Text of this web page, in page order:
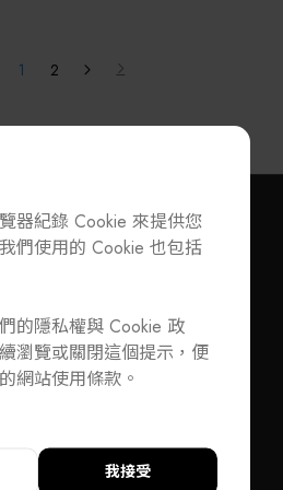
機器視覺）、機電組裝等方
最有價值的生產優化方案，並
競爭優勢而受益。
1 2
2-27293950
段 5 號 3 樓 3E41 室（秘書處
器紀錄 Cookie 來提供您
們使用的 Cookie 也包括
的隱私權與 Cookie 政
瀏覽或關閉這個提示，便
網站使用條款。
我接受
F+886-2-27293950